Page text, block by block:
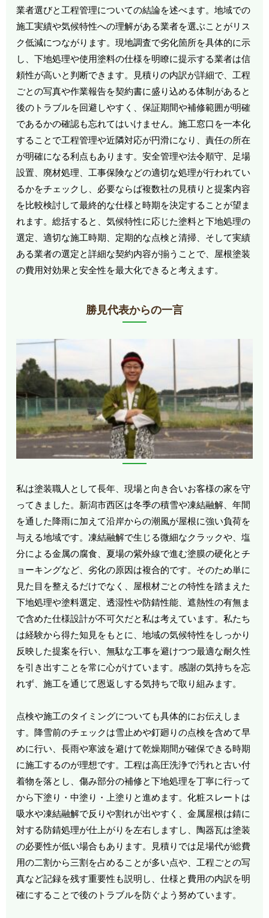
業者選びと工程管理についての結論を述べます。地域での
施工実績や気候特性への理解がある業者を選ぶことがリス
ク低減につながります。現地調査で劣化箇所を具体的に示
し、下地処理や使用塗料の仕様を明瞭に提示する業者は信
頼性が高いと判断できます。見積りの内訳が詳細で、工程
ごとの写真や作業報告を契約書に盛り込める体制があると
後のトラブルを回避しやすく、保証期間や補修範囲が明確
であるかの確認も忘れてはいけません。施工窓口を一本化
することで工程管理や近隣対応が円滑になり、責任の所在
が明確になる利点もあります。安全管理や法令順守、足場
設置、廃材処理、工事保険などの適切な処理が行われてい
るかをチェックし、必要ならば複数社の見積りと提案内容
を比較検討して最終的な仕様と時期を決定することが望ま
れます。総括すると、気候特性に応じた塗料と下地処理の
選定、適切な施工時期、定期的な点検と清掃、そして実績
ある業者の選定と詳細な契約内容が揃うことで、屋根塗装
の費用対効果と安全性を最大化できると考えます。
勝見代表からの一言
私は塗装職人として長年、現場と向き合いお客様の家を守
ってきました。新潟市西区は冬季の積雪や凍結融解、年間
を通した降雨に加えて沿岸からの潮風が屋根に強い負荷を
与える地域です。凍結融解で生じる微細なクラックや、塩
分による金属の腐食、夏場の紫外線で進む塗膜の硬化とチ
ョーキングなど、劣化の原因は複合的です。そのため単に
見た目を整えるだけでなく、屋根材ごとの特性を踏まえた
下地処理や塗料選定、透湿性や防錆性能、遮熱性の有無ま
で含めた仕様設計が不可欠だと私は考えています。私たち
は経験から得た知見をもとに、地域の気候特性をしっかり
反映した提案を行い、無駄な工事を避けつつ最適な耐久性
を引き出すことを常に心がけています。感謝の気持ちを忘
れず、施工を通じて恩返しする気持ちで取り組みます。
点検や施工のタイミングについても具体的にお伝えしま
す。降雪前のチェックは雪止めや釘廻りの点検を含めて早
めに行い、長雨や寒波を避けて乾燥期間が確保できる時期
に施工するのが理想です。工程は高圧洗浄で汚れと古い付
着物を落とし、傷み部分の補修と下地処理を丁寧に行って
から下塗り・中塗り・上塗りと進めます。化粧スレートは
吸水や凍結融解で反りや割れが出やすく、金属屋根は錆に
対する防錆処理が仕上がりを左右しますし、陶器瓦は塗装
の必要性が低い場合もあります。見積りでは足場代が総費
用の二割から三割を占めることが多い点や、工程ごとの写
真など記録を残す重要性も説明し、仕様と費用の内訳を明
確にすることで後のトラブルを防ぐよう努めています。